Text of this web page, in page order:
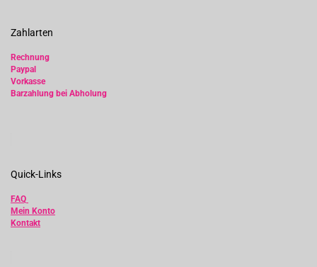
Zahlarten
Rechnung
Paypal
Vorkasse
Barzahlung bei Abholung
Quick-Links
FAQ
Mein Konto
Kontakt